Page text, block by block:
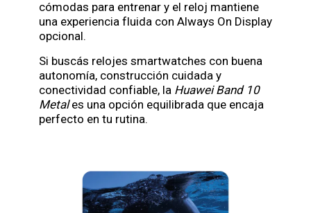
cómodas para entrenar y el reloj mantiene
una experiencia fluida con Always On Display
opcional.
Si buscás relojes smartwatches con buena
autonomía, construcción cuidada y
conectividad confiable, la Huawei Band 10
Metales una opción equilibrada que encaja
perfecto en tu rutina.